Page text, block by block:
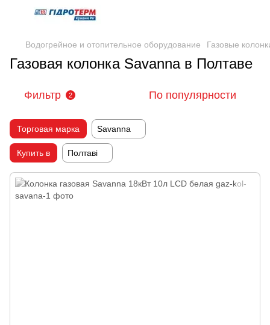
Водогрейное и отопительное оборудование Газовые
Газовая колонка Savanna в Полтаве
Фильтр 2 По популярности
Торговая марка Savanna
Купить в Полтаві